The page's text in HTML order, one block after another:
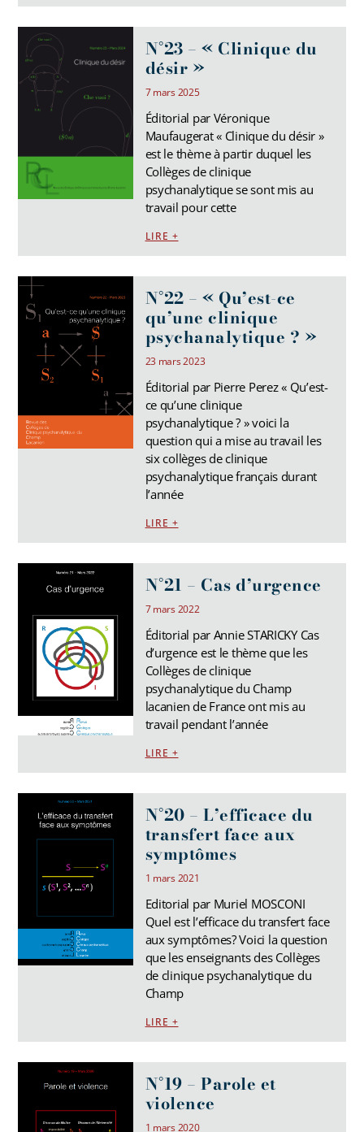
N°23 – « Clinique du
désir »
7 mars 2025
Éditorial par Véronique
Maufaugerat « Clinique du désir »
est le thème à partir duquel les
Collèges de clinique
psychanalytique se sont mis au
travail pour cette
LIRE +
N°22 – « Qu’est-ce
qu’une clinique
psychanalytique ? »
23 mars 2023
Éditorial par Pierre Perez « Qu’est-
ce qu’une clinique
psychanalytique ? » voici la
question qui a mise au travail les
six collèges de clinique
psychanalytique français durant
l’année
LIRE +
N°21 – Cas d’urgence
7 mars 2022
Éditorial par Annie STARICKY Cas
d’urgence est le thème que les
Collèges de clinique
psychanalytique du Champ
lacanien de France ont mis au
travail pendant l’année
LIRE +
N°20 – L’efficace du
transfert face aux
symptômes
1 mars 2021
Editorial par Muriel MOSCONI
Quel est l’efficace du transfert face
aux symptômes? Voici la question
que les enseignants des Collèges
de clinique psychanalytique du
Champ
LIRE +
N°19 – Parole et
violence
1 mars 2020